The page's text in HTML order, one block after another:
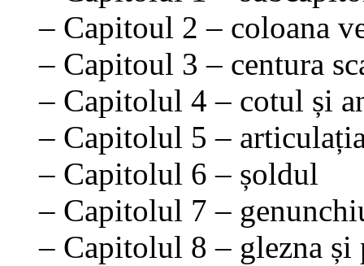
– Capitoul 2 – coloana
– Capitoul 3 – centura
– Capitolul 4 – cotul și
– Capitolul 5 –
– Capitolul 6 – șoldul
– Capitolul 7 –
– Capitolul 8 – glezna